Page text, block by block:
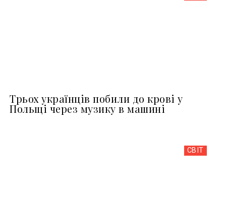
Трьох українців побили до крові у
Польщі через музику в машині
СВІТ